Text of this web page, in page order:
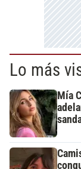
Lo más
Mía